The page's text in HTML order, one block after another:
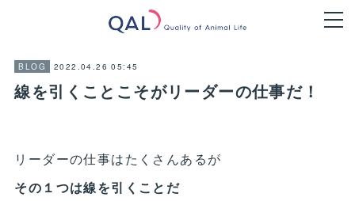
BLOG 2022.04.26 05:45
線を引くことこそがリーダーの仕事だ！
リーダーの仕事はたくさんあるが
その１つは線を引くことだ